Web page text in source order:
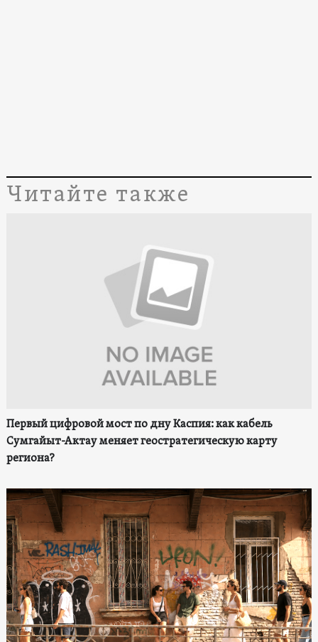
Читайте также
Первый цифровой мост по дну Каспия: как кабель
Сумгайыт-Актау меняет геостратегическую карту
региона?